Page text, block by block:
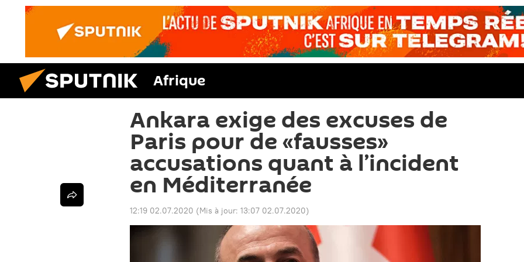
Afrique
Ankara exige des excuses de
Paris pour de «fausses»
accusations quant à l’incident
en Méditerranée
12:19 02.07.2020 (Mis à jour: 13:07 02.07.2020)